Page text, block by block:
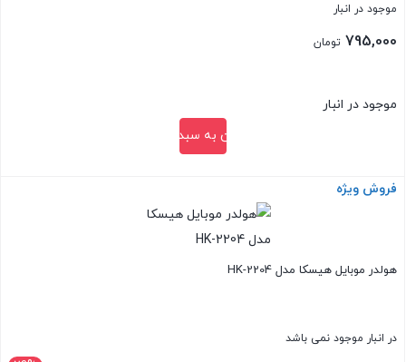
موجود در انبار
795,000 تومان
موجود در انبار
افزودن به سبد خرید
بستن
فروش ویژه
هولدر موبایل هیسکا مدل HK-2204
در انبار موجود نمی باشد